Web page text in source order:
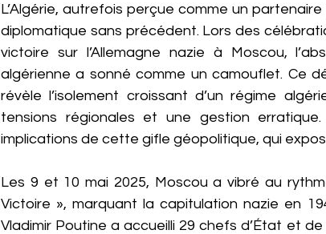
L’Algérie, autrefois perçue comme un
diplomatique sans précédent. Lors des
victoire sur l’Allemagne nazie à Moscou,
algérienne a sonné comme un camouflet. Ce
révèle l’isolement croissant d’un régime
tensions régionales et une gestion
implications de cette gifle géopolitique, qui
Les 9 et 10 mai 2025, Moscou a vibré au
Victoire », marquant la capitulation nazie en
Vladimir Poutine a accueilli 29 chefs d’État et